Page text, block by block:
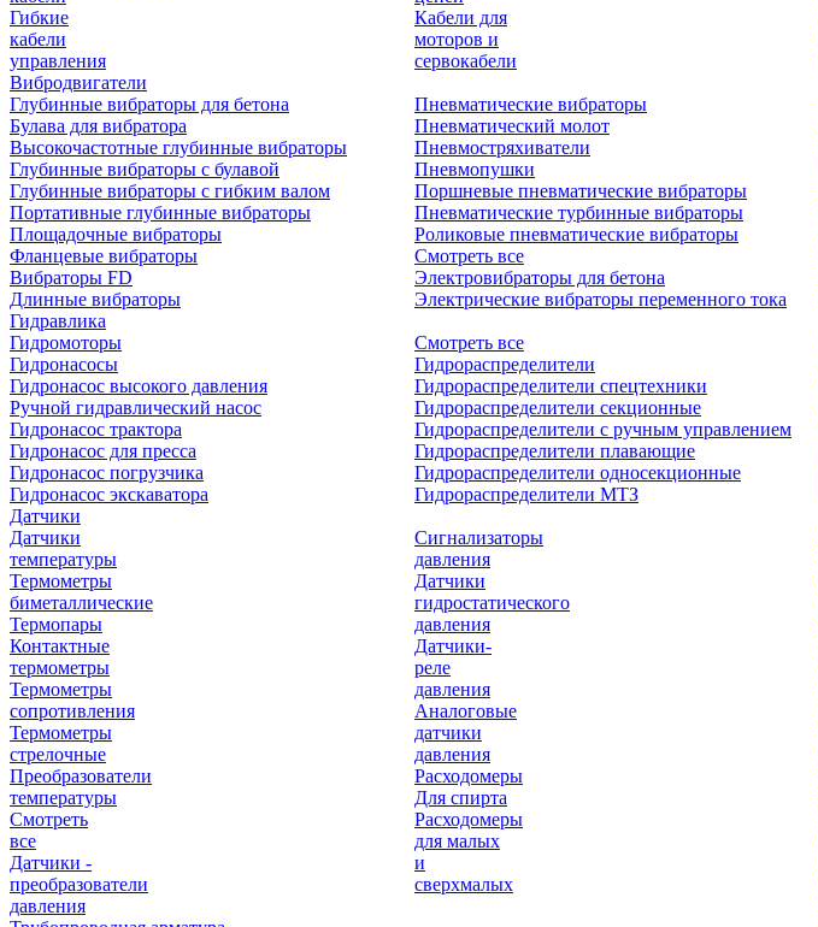
Гибкие
кабели
управления
Кабели для
моторов и
сервокабели
Вибродвигатели
Глубинные вибраторы для бетона
Булава для вибратора
Высокочастотные глубинные вибраторы
Глубинные вибраторы с булавой
Глубинные вибраторы с гибким валом
Портативные глубинные вибраторы
Площадочные вибраторы
Фланцевые вибраторы
Вибраторы FD
Длинные вибраторы
Пневматические вибраторы
Пневматический молот
Пневмостряхиватели
Пневмопушки
Поршневые пневматические вибраторы
Пневматические турбинные вибраторы
Роликовые пневматические вибраторы
Смотреть все
Электровибраторы для бетона
Электрические вибраторы переменного тока
Гидравлика
Гидромоторы
Гидронасосы
Гидронасос высокого давления
Ручной гидравлический насос
Гидронасос трактора
Гидронасос для пресса
Гидронасос погрузчика
Гидронасос экскаватора
Смотреть все
Гидрораспределители
Гидрораспределители спецтехники
Гидрораспределители секционные
Гидрораспределители с ручным управлением
Гидрораспределители плавающие
Гидрораспределители односекционные
Гидрораспределители МТЗ
Датчики
Датчики
температуры
Термометры
биметаллические
Термопары
Контактные
термометры
Термометры
сопротивления
Термометры
стрелочные
Преобразователи
температуры
Смотреть
все
Датчики -
преобразователи
давления
Сигнализаторы
давления
Датчики
гидростатического
давления
Датчики-
реле
давления
Аналоговые
датчики
давления
Расходомеры
Для спирта
Расходомеры
для малых
и
сверхмалых